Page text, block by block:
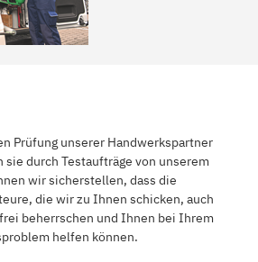
Prüfung unserer Handwerkspartner
durch Testaufträge von unserem
wir sicherstellen, dass die
die wir zu Ihnen schicken, auch
beherrschen und Ihnen bei Ihrem
helfen können.